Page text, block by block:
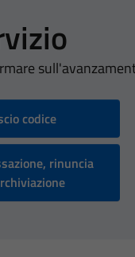
codice
rinuncia